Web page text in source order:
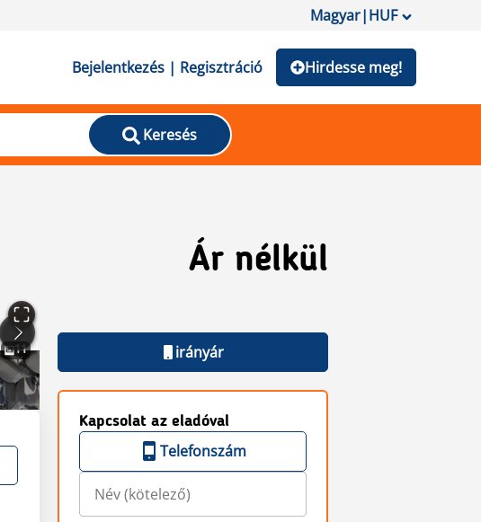
Magyar|HUF
Bejelentkezés | Regisztráció Hirdesse meg!
Keresés
Ár nélkül
11 irányár
Kapcsolat az eladóval
Telefonszám